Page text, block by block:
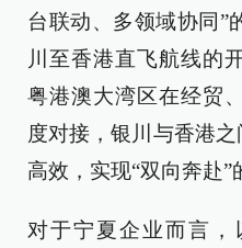
台联动、多领域协同”
川至香港直飞航线的
粤港澳大湾区在经贸
度对接，银川与香港
高效，实现“双向奔赴”
对于宁夏企业而言